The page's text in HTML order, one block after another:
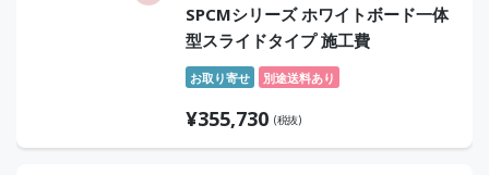
SPCMシリーズ ホワイトボード一体
型スライドタイプ 施工費
お取り寄せ 別途送料あり
¥355,730 (税抜)